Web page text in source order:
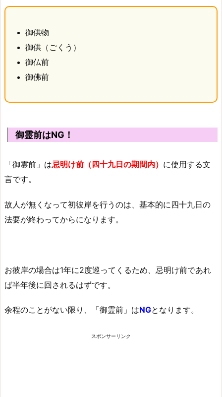
御供物
御供（ごくう）
御仏前
御佛前
御霊前はNG！
「御霊前」は忌明け前（四十九日の期間内） に使用する文
言です。
故人が無くなって初彼岸を行うのは、基本的に四十九日の
法要が終わってからになります。
お彼岸の場合は1年に2度巡ってくるため、忌明け前であれ
ば半年後に回されるはずです。
余程のことがない限り、「御霊前」はNGとなります。
スポンサーリンク